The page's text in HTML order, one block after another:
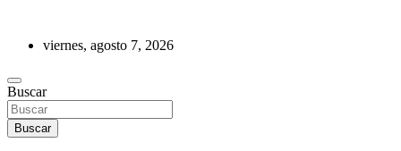
contenidoviernes, agosto 7, 2026
REVISTA DE PRENSA
Buscar
Buscar